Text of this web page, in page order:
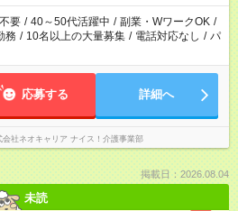
要 / 40～50代活躍中 / 副業・WワークOK /
務 / 10名以上の大量募集 / 電話対応なし / パ
応募する 詳細へ
会社ネオキャリア ナイス！介護事業部
掲載日：2026.08.04
未読